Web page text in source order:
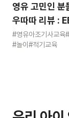
영유 고민인 분
우따따 리뷰 :
영유아 사교육
#영유아조기사교육
#놀이 #적기교육